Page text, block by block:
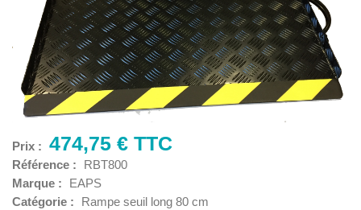
Prix : 474,75 € TTC
Référence :
RBT800
Marque :
EAPS
Catégorie :
Rampe seuil long 80 cm